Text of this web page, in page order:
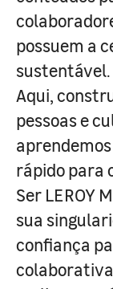
possuem a
sustentável.
Aqui,
pessoas e
rápido para
Ser LEROY
sua
confiança